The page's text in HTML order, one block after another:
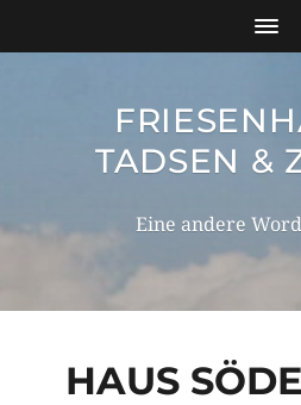
TADSEN &
Eine andere
HAUS